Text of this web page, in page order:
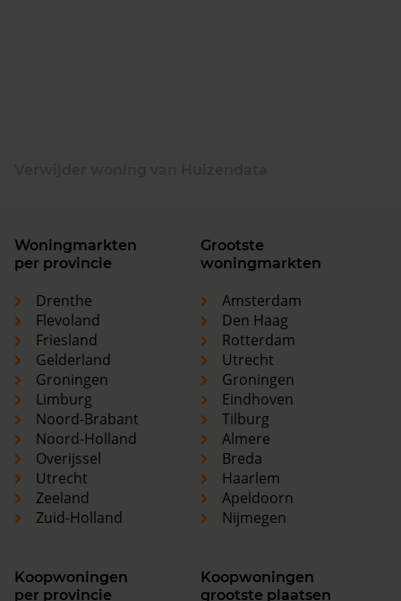
Woningmarkten
per provincie
Drenthe
Flevoland
Friesland
Gelderland
Groningen
Limburg
Noord-Brabant
Noord-Holland
Overijssel
Utrecht
Zeeland
Zuid-Holland
Grootste
woningmarkten
Amsterdam
Den Haag
Rotterdam
Utrecht
Groningen
Eindhoven
Tilburg
Almere
Breda
Haarlem
Apeldoorn
Nijmegen
Koopwoningen
per provincie
Koopwoningen
grootste plaatsen